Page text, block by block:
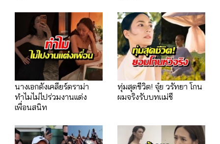
นางเอกดังเคลียร์ดราม่า
ทำไมไม่ไปร่วมงานเเต่ง
เพื่อนสนิท
ทุ่มสุดชีวิต! จุ๋ย วรัทยา โกน
ผมจริงรับบทแม่ชี